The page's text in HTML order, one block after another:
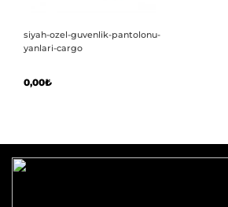
siyah-ozel-guvenlik-pantolonu-
yanlari-cargo
0,00₺